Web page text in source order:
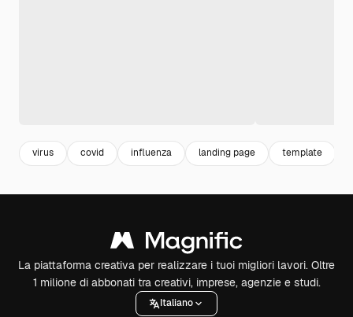
virus covid influenza landing page template
La piattaforma creativa per realizzare i tuoi migliori lavori. Oltre
1 milione di abbonati tra creativi, imprese, agenzie e studi.
Italiano